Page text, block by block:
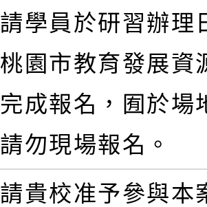
請學員於研習辦理
桃園市教育發展資
完成報名，囿於場
請勿現場報名。
請貴校准予參與本